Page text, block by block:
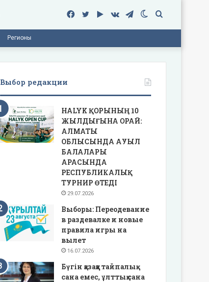
Поиск
Switch
Telegram
vk.com
Google
Twitter
Facebook
Регионы
Выбор редакции
HALYK ҚОРЫНЫҢ 10
ЖЫЛДЫҒЫНА ОРАЙ:
АЛМАТЫ
ОБЛЫСЫНДА АУЫЛ
БАЛАЛАРЫ
АРАСЫНДА
РЕСПУБЛИКАЛЫҚ
ТУРНИР ӨТЕДІ
29.07.2026
Выборы: Переодевание
в раздевалке и новые
правила игры на
вылет
16.07.2026
Бүгін қазаққа тайпалық
сана емес, ұлттық сана